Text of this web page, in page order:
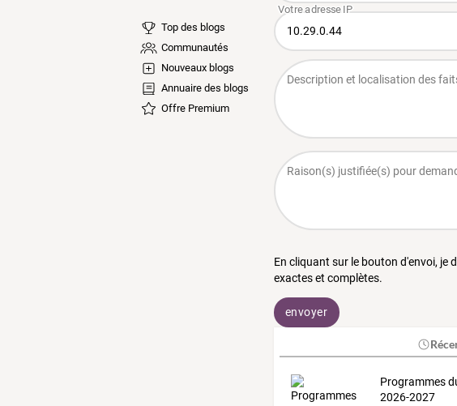
Top des blogs
Communautés
Nouveaux blogs
Annuaire des blogs
Offre Premium
En cliquant sur le bouton d'envoi,
exactes et complètes.
envoyer
Programmes
2026-2027